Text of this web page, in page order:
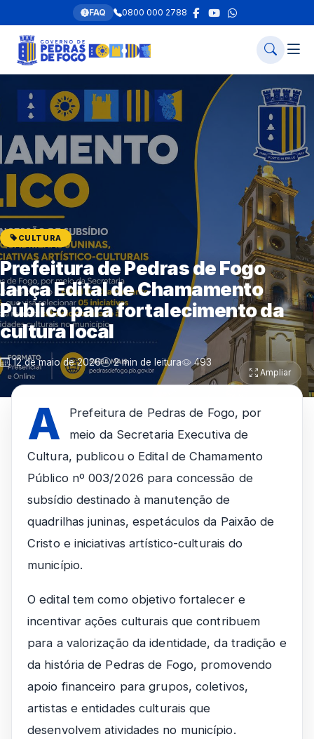
FAQ 0800 000 2788
CULTURA
Prefeitura de Pedras de Fogo
lança Edital de Chamamento
Público para fortalecimento da
cultura local
12 de maio de 2026 2 min de leitura 493
Ampliar
A
Prefeitura de Pedras de Fogo, por
meio da Secretaria Executiva de
Cultura, publicou o Edital de Chamamento
Público nº 003/2026 para concessão de
subsídio destinado à manutenção de
quadrilhas juninas, espetáculos da Paixão de
Cristo e iniciativas artístico-culturais do
município.
O edital tem como objetivo fortalecer e
incentivar ações culturais que contribuem
para a valorização da identidade, da tradição e
da história de Pedras de Fogo, promovendo
apoio financeiro para grupos, coletivos,
artistas e entidades culturais que
desenvolvem atividades no município.